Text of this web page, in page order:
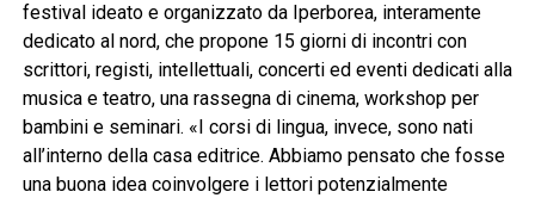
festival ideato e organizzato da Iperborea, interamente
dedicato al nord, che propone 15 giorni di incontri con
scrittori, registi, intellettuali, concerti ed eventi dedicati alla
musica e teatro, una rassegna di cinema, workshop per
bambini e seminari. «I corsi di lingua, invece, sono nati
all’interno della casa editrice. Abbiamo pensato che fosse
una buona idea coinvolgere i lettori potenzialmente